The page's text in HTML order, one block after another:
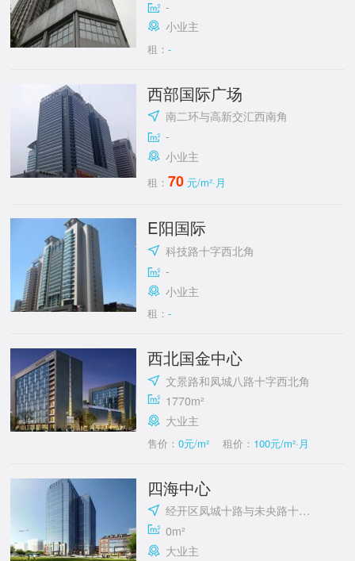
-
小业主
租：-
西部国际广场
南二环与高新交汇西南角
-
小业主
租：70 元/m²·月
E阳国际
科技路十字西北角
-
小业主
租：-
西北国金中心
文景路和凤城八路十字西北角
1770m²
大业主
售价：0元/m² 租价： 100元/m²·月
四海中心
经开区凤城十路与未央路十字东南
0m²
大业主